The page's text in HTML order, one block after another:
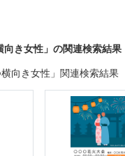
き女性」の関連検索結果
向き女性」関連検索結果